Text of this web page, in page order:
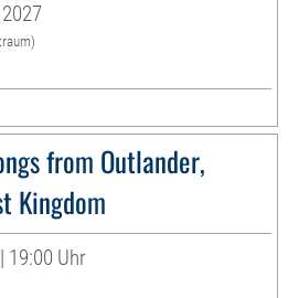
from Outlander,
Kingdom
19:00 Uhr